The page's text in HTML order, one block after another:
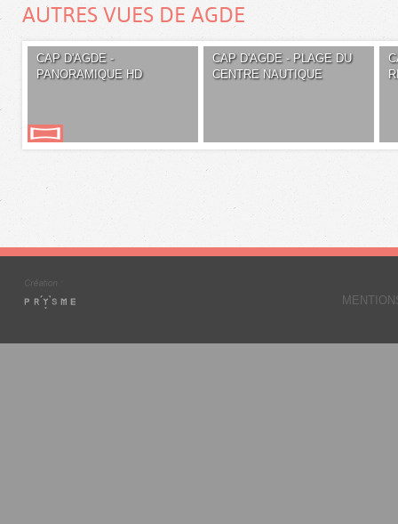
AUTRES VUES DE AGDE
CAP D'AGDE -
PANORAMIQUE HD
CAP D'AGDE - PLAGE DU
CENTRE NAUTIQUE